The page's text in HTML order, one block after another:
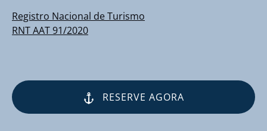
Registro Nacional de Turismo
RNT AAT 91/2020
RESERVE AGORA